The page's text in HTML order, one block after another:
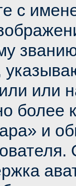
с
или
более
и